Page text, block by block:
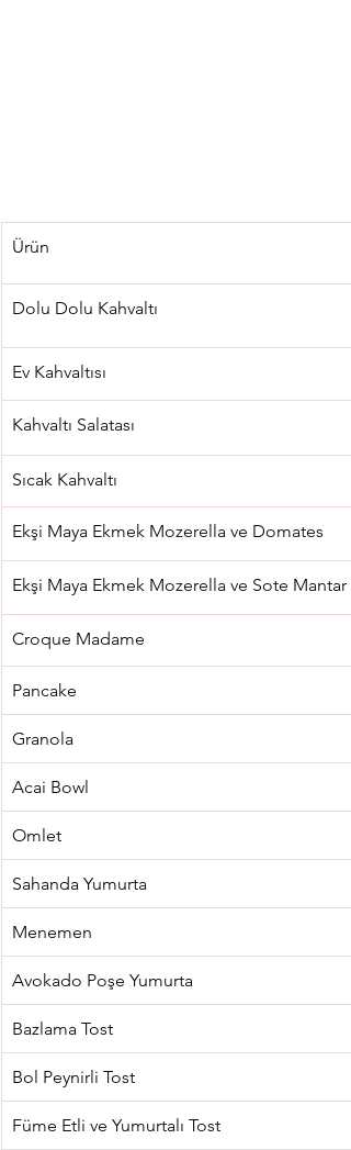
Ürün
Dolu Dolu Kahvaltı
Ev Kahvaltısı
Kahvaltı Salatası
Sıcak Kahvaltı
Ekşi Maya Ekmek Mozerella ve Domates
Ekşi Maya Ekmek Mozerella ve Sote Mantar
Croque Madame
Pancake
Granola
Acai Bowl
Omlet
Sahanda Yumurta
Menemen
Avokado Poşe Yumurta
Bazlama Tost
Bol Peynirli Tost
Füme Etli ve Yumurtalı Tost